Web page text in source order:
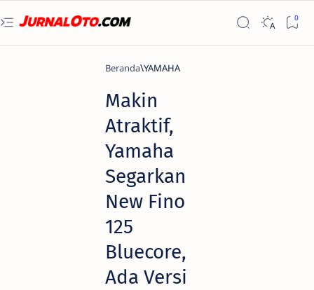
Beranda YAMAHA
Makin
Atraktif,
Yamaha
Segarkan
New Fino
125
Bluecore,
Ada Versi